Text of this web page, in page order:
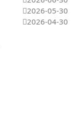
2026-05-30
2026-04-30